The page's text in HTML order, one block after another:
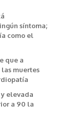
síntoma;
como el
que a
muertes
y elevada
a 90 la